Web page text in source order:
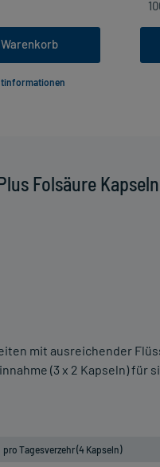
Folsäure Kapseln
mit ausreichender
(3 x 2 Kapseln) für
pro Tagesverzehr (4 Kapseln)